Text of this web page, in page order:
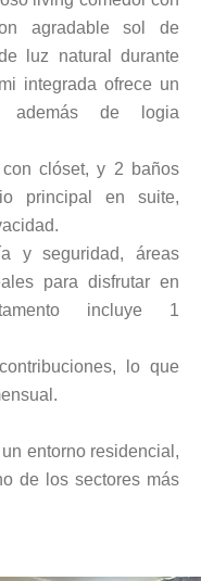
agradable sol de
luz natural durante
integrada ofrece un
además de logia
clóset, y 2 baños
principal en suite,
y seguridad, áreas
para disfrutar en
incluye 1
lo que
entorno residencial,
de los sectores más